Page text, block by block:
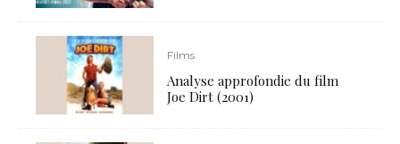
Films
Analyse approfondie du film
Joe Dirt (2001)